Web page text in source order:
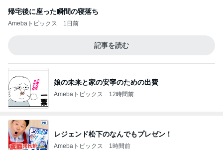
帰宅後に座った瞬間の寝落ち
Amebaトピックス 1日前
記事を読む
娘の未来と家の安寧のための出費
Amebaトピックス 12時間前
レジェンド松下のなんでもプレゼン！
Amebaトピックス 1時間前